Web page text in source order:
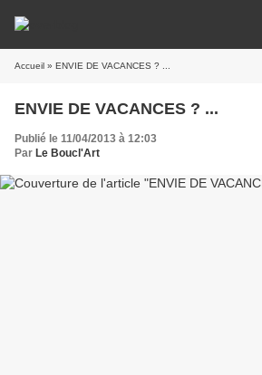
Accueil » ENVIE DE VACANCES ? ...
ENVIE DE VACANCES ? ...
Publié le 11/04/2013 à 12:03
Par Le Boucl'Art